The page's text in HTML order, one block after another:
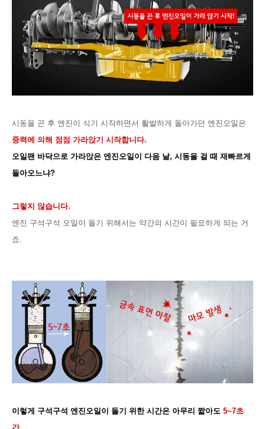
시동을 끈 후 엔진이 식기 시작하면서 활발하게 돌아가던 엔진오일은
중력에 의해 점점 가라앉기 시작합니다.
오일팬 바닥으로 가라앉은 엔진오일이 다음 날, 시동을 걸 때 재빠르게
돌아오느냐?
그렇지 않습니다.
엔진 구석구석 오일이 돌기 위해서는 약간의 시간이 필요하게 되는 거
죠.
이렇게 구석구석 엔진오일이 돌기 위한 시간은 아무리 짧아도 5~7초